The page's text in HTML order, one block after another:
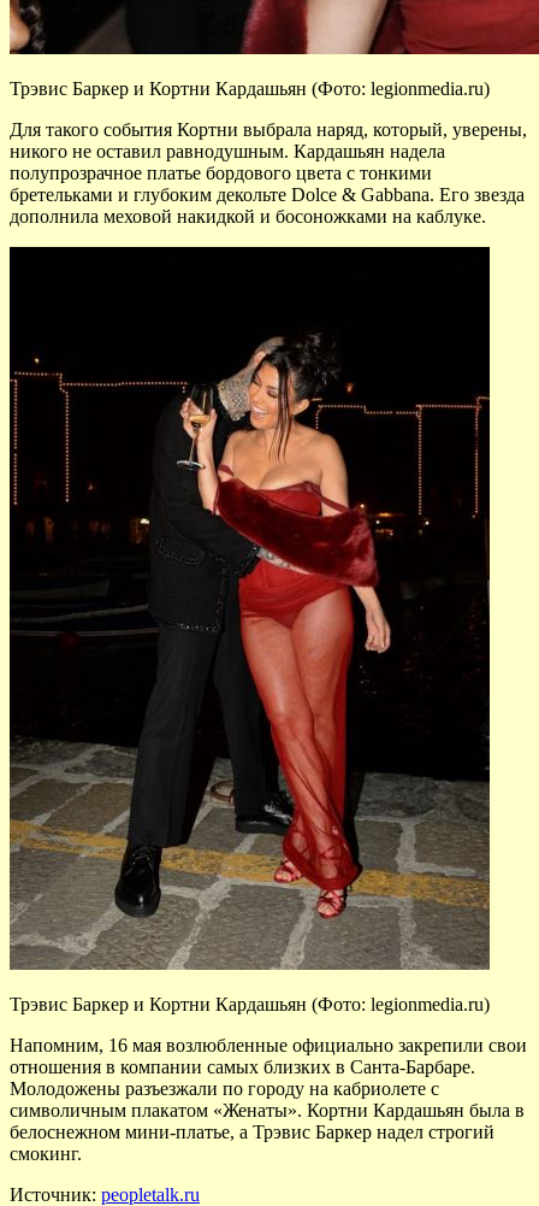
Трэвис Баркер и Кортни Кардашьян (Фото: legionmedia.ru)
Для такого события Кортни выбрала наряд, который, уверены,
никого не оставил равнодушным. Кардашьян надела
полупрозрачное платье бордового цвета с тонкими
бретельками и глубоким декольте Dolce & Gabbana. Его звезда
дополнила меховой накидкой и босоножками на каблуке.
Трэвис Баркер и Кортни Кардашьян (Фото: legionmedia.ru)
Напомним, 16 мая возлюбленные официально закрепили свои
отношения в компании самых близких в Санта-Барбаре.
Молодожены разъезжали по городу на кабриолете с
символичным плакатом «Женаты». Кортни Кардашьян была в
белоснежном мини-платье, а Трэвис Баркер надел строгий
смокинг.
Источник: peopletalk.ru